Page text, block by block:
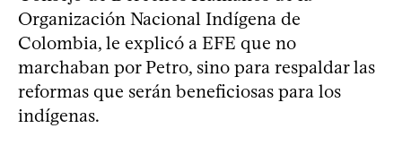
Organización Nacional Indígena de
Colombia, le explicó a EFE que no
marchaban por Petro, sino para respaldar las
reformas que serán beneficiosas para los
indígenas.